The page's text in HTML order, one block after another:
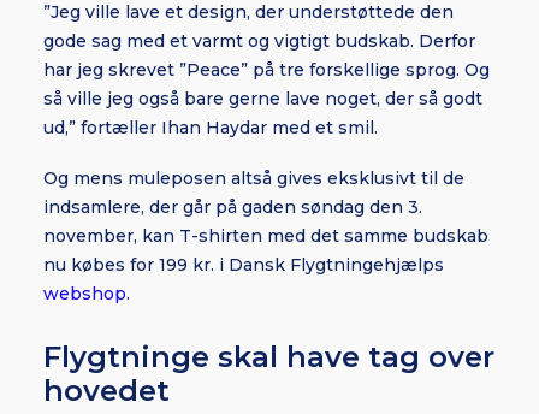
”Jeg ville lave et design, der understøttede den
gode sag med et varmt og vigtigt budskab. Derfor
har jeg skrevet ”Peace” på tre forskellige sprog. Og
så ville jeg også bare gerne lave noget, der så godt
ud,” fortæller Ihan Haydar med et smil.
Og mens muleposen altså gives eksklusivt til de
indsamlere, der går på gaden søndag den 3.
november, kan T-shirten med det samme budskab
nu købes for 199 kr. i Dansk Flygtningehjælps
webshop.
Flygtninge skal have tag over
hovedet